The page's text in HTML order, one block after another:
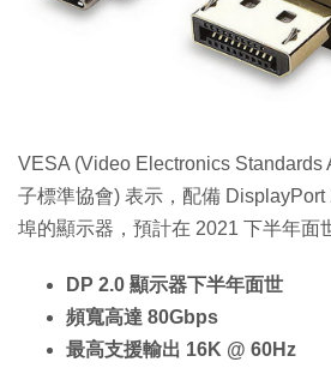
VESA (Video Electronics Standards
子標準協會) 表示，配備 DisplayPort
埠的顯示器，預計在 2021 下半年面
DP 2.0 顯示器下半年面世
頻寬高達 80Gbps
最高支援輸出 16K @ 60Hz